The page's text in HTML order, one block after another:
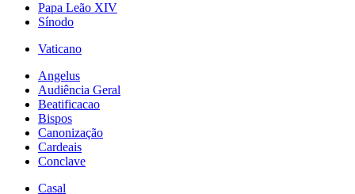
Papa Leão XIV
Sínodo
Vaticano
Angelus
Audiência Geral
Beatificacao
Bispos
Canonização
Cardeais
Conclave
Casal